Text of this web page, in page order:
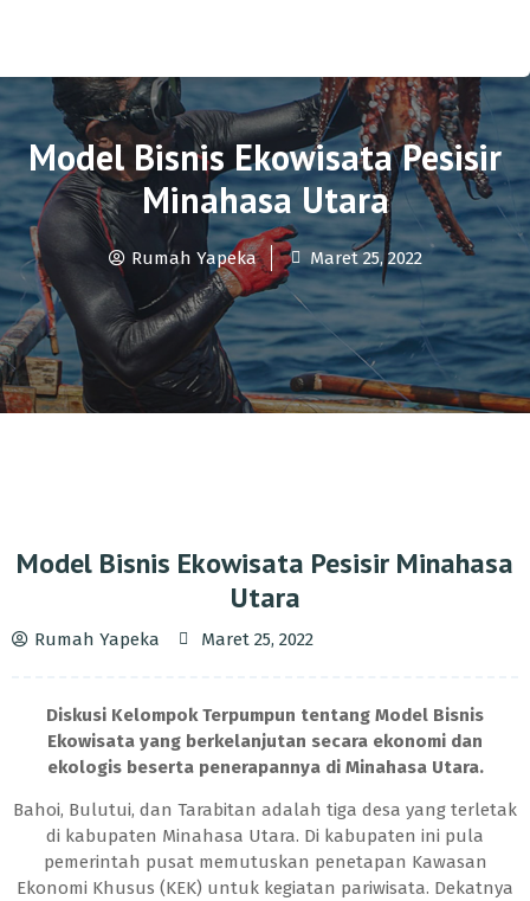
Model Bisnis Ekowisata Pesisir
Minahasa Utara
Rumah Yapeka Maret 25, 2022
Model Bisnis Ekowisata Pesisir Minahasa
Utara
Rumah Yapeka Maret 25, 2022
Diskusi Kelompok Terpumpun tentang Model Bisnis
Ekowisata yang berkelanjutan secara ekonomi dan
ekologis beserta penerapannya di Minahasa Utara.
Bahoi, Bulutui, dan Tarabitan adalah tiga desa yang terletak
di kabupaten Minahasa Utara. Di kabupaten ini pula
pemerintah pusat memutuskan penetapan Kawasan
Ekonomi Khusus (KEK) untuk kegiatan pariwisata. Dekatnya